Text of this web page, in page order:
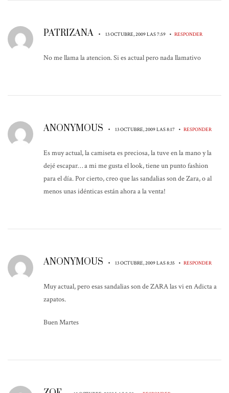
PATRIZANA • 13 OCTUBRE, 2009 LAS 7:59 • RESPONDER
No me llama la atencion. Si es actual pero nada llamativo
ANONYMOUS • 13 OCTUBRE, 2009 LAS 8:17 • RESPONDER
Es muy actual, la camiseta es preciosa, la tuve en la mano y la
dejé escapar… a mi me gusta el look, tiene un punto fashion
para el día. Por cierto, creo que las sandalias son de Zara, o al
menos unas idénticas están ahora a la venta!
ANONYMOUS • 13 OCTUBRE, 2009 LAS 8:35 • RESPONDER
Muy actual, pero esas sandalias son de ZARA las vi en Adicta a
zapatos.
Buen Martes